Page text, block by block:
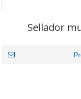
Sellador